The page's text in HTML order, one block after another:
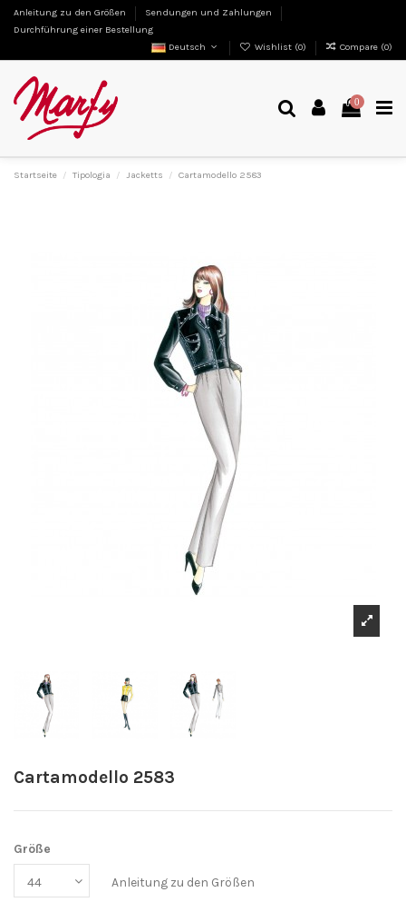
Anleitung zu den Größen
Sendungen und Zahlungen
Durchführung einer Bestellung
Deutsch
Wishlist (0) Compare (0)
0
Startseite Tipologia Jacketts Cartamodello 2583
Cartamodello 2583
Größe
Anleitung zu den Größen